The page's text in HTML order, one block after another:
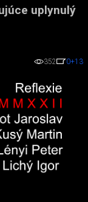
uplynulý
352 0+13